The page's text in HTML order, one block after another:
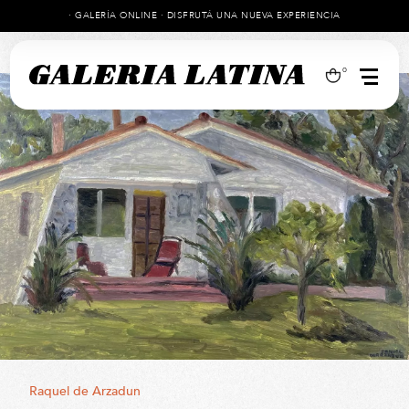
· GALERÍA ONLINE · DISFRUTÁ UNA NUEVA EXPERIENCIA
0
Raquel de Arzadun